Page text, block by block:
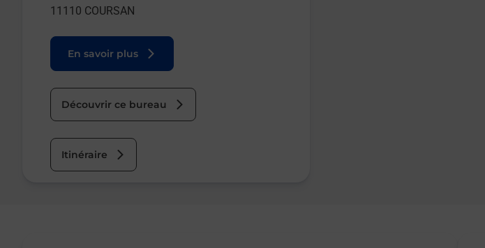
11110 COURSAN
En savoir plus
Découvrir ce bureau
Itinéraire